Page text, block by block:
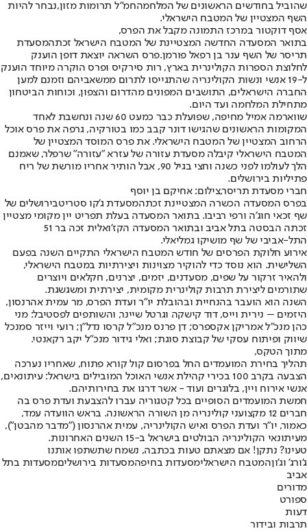
שהוביל בחודשים הראשונים של המלחמהחמ"ל תרומות מזון,נבחר להיות
השף המצטיין של המטבח הישראלי.
אסף דוקטור במרכז התמונה מקבל את הפרס,
בתואר המסעדה החדשה המצטיינת של המטבח הישראל זכתהמסעדת
תריסר של השף ענר בן רפאל פורמן.פרס השראה יוצאת דופן הוענק
לחלוצת הספרות הקולינרית בארץ, רות סירקיס ופרס הוקרה מיוחד הוענק
ל-19 אנשי ונשות הקולינריה שהתגייסו לתרום ממשאביהם וזמנם למען
החברה הישראלים, התושבים המפונים מהדרום והצפון, וכוחות הביטחון
מתחילת המלחמה ועד היום.
שווארמה אמיל מחיפה, שפועלת כבר כמעט 60 שנה ונחשבת לאחד
המקומות הראשונים שהגישו דונר קבב כמו בטורקיה, גרפה את פרס אוכל
הרחוב המצטיין של המטבח הישראלי. את פרס המוסד המצטיין של
המטבח הישראלי קיבלה מסעדת עזורה של עזרא "עזורה" שרפלר, שאמנם
הלך לעולמו לפני כשנה וחצי בגיל 90, אבל הותיר אחריו מורשת של ריח
פתיליות בירושלים.
חברי מסעדת תריסר,צילום: אחיקם בן יוסף
בפרס המסעדה הכשרה המצטיינת זכתהמסעדת ג'קו סטריטבירושלים של
שף זכאי חוג'ה ורפי רביבו. בתואר המסעדה בעלת תפריט יין מקומי מצטיין
זכתה הבסטה בתל אביב ובתואר המסעדה הקז'ואלית זכה בר 51
התל-אביבי של שף מושיקו גמליאלי.
אירוע חלוקת הפרסים של חודש המטבח הישראלי התקיים השנה בפעם
השלישית. הוא נוסד כדי להוקיר מצוינות ויצירתיות במטבח הישראלי,
ולהאיר זרקור על שפים, מסעדנים, יזמים, יצרנים, חקלאים ויוצרים
שתורמים ליצירת תרבות קולינרית מקומית, יצירתית ומשגשגת.
השנה הוא הועבר בהנחיית ובהובלת יו״ר ועדת הפרס, מר עמית אהרנסון,
היזמים – נירית וייס, דוד קישקה וגרטל שיינר, והשותפים לפסטיבל: מני
כהן מנכ"ל אמריקן אקספרס; דן פרנס מנכ״ל קרסו נדל״ן; רועי וייזר סמנכל
שיווק ופיתוח עסקי של קבוצת סוגת; ואלי גידור מנכ״ל יקב רקאנטי.
מתוך הטקס,
תהליך בחירת המועמדים החל בפרסום קול קורא פתוח, שאחריו נערכה
הצבעה בקרב 100 בכירי קהילת אנשי האוכל המובילים בישראל: עיתונאים,
אנשי אירוח ויין, בלוגרים ועוד - אשר דרגו את בחירותיהם.
חמשת המועמדים הסופיים בכל קטגוריה עברו להצבעת ועדת פרס בה
חברים 12 מקצועני קולינריה מן השורה הראשונה. בראש הוועדה עמד,
כאמור, יו"ר ועדת הפרס ואיש הקולינריה, עמית אהרנסון ("מדבר מהבטן"),
מעיתונאי הקולינריה הבולטים בישראל ב-15 השנים האחרונות.
טעינו? נתקן! אם מצאתם טעות בכתבה, נשמח שתשתפו אותנו
ג'ורג' וג'וןהמטבח הישראלימסעדות בחיפהמסעדות בירושליםמסעדות בתל
אביב
מדורים
ספורט
דעות
תרבות ובידור